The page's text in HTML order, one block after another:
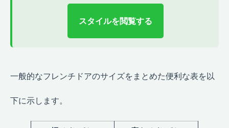
スタイルを閲覧する
一般的なフレンチドアのサイズをまとめた便利な表を以
下に示します。